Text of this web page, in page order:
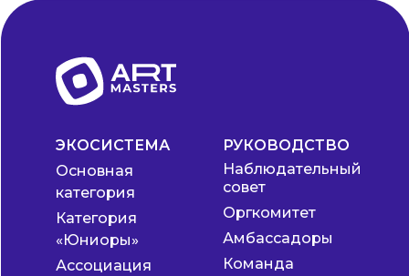
РУКОВОДСТВО
Наблюдательный
совет
Амбассадоры
Команда
ЭКОСИСТЕМА
Ассоциация
Основная
категория
Категория
«Юниоры»
Оргкомитет